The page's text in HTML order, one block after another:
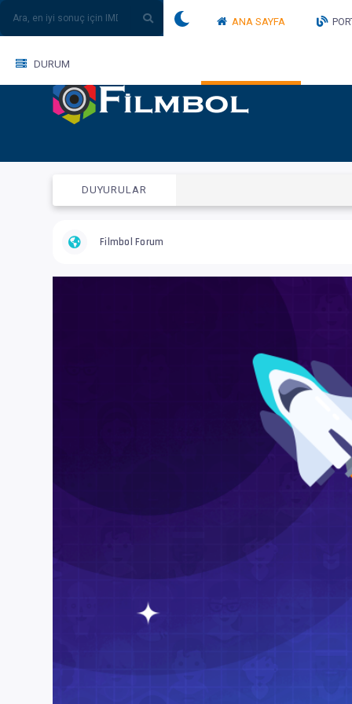
ANA SAYFA
DURUM
DUYURULAR
Filmbol Forum